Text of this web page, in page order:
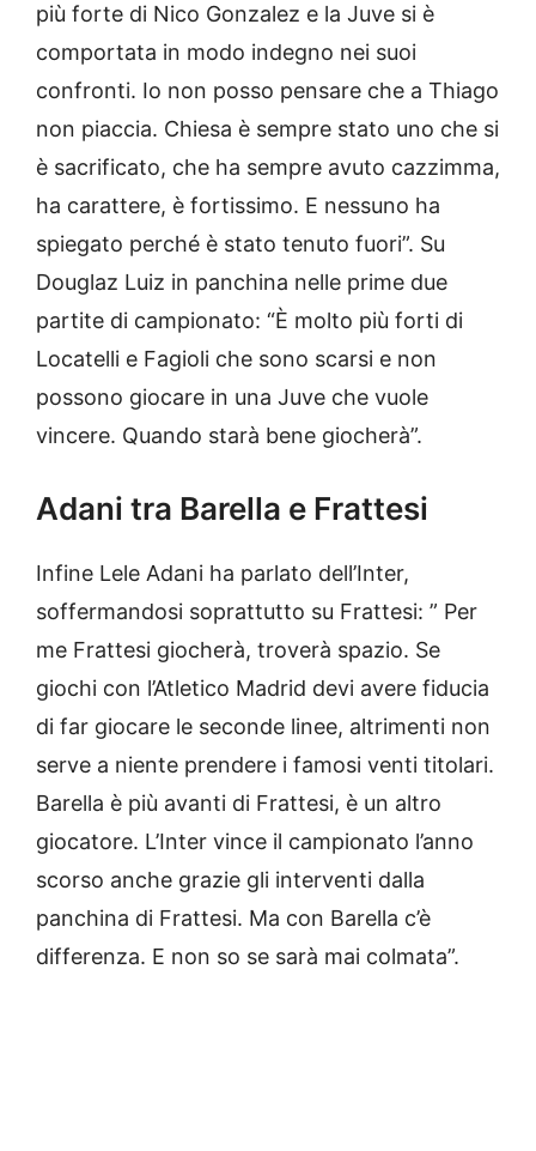
più forte di Nico Gonzalez e la Juve si è
comportata in modo indegno nei suoi
confronti. Io non posso pensare che a Thiago
non piaccia. Chiesa è sempre stato uno che si
è sacrificato, che ha sempre avuto cazzimma,
ha carattere, è fortissimo. E nessuno ha
spiegato perché è stato tenuto fuori”. Su
Douglaz Luiz in panchina nelle prime due
partite di campionato: “È molto più forti di
Locatelli e Fagioli che sono scarsi e non
possono giocare in una Juve che vuole
vincere. Quando starà bene giocherà”.
Adani tra Barella e Frattesi
Infine Lele Adani ha parlato dell’Inter,
soffermandosi soprattutto su Frattesi: ” Per
me Frattesi giocherà, troverà spazio. Se
giochi con l’Atletico Madrid devi avere fiducia
di far giocare le seconde linee, altrimenti non
serve a niente prendere i famosi venti titolari.
Barella è più avanti di Frattesi, è un altro
giocatore. L’Inter vince il campionato l’anno
scorso anche grazie gli interventi dalla
panchina di Frattesi. Ma con Barella c’è
differenza. E non so se sarà mai colmata”.